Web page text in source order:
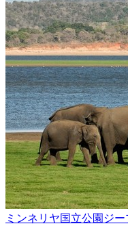
ミンネリヤ国立公園ジ